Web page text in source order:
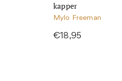
kapper
Mylo Freeman
€18,95